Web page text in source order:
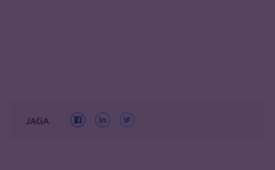
JAGA